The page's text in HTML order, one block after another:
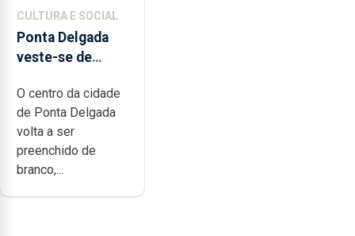
CULTURA E SOCIAL
Ponta Delgada
veste-se de
O centro da cidade
de Ponta Delgada
volta a ser
preenchido de
branco,...